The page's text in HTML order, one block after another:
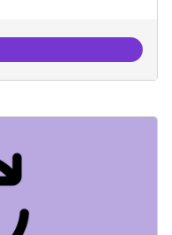
de seguretat digital